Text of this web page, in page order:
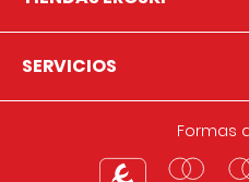
SERVICIOS
Formas